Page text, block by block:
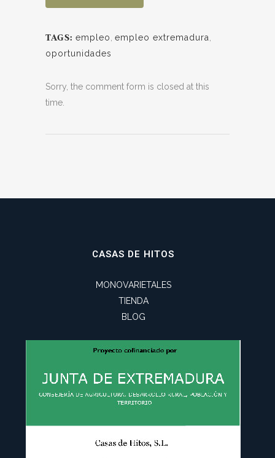
TAGS: empleo empleo extremadura
oportunidades
Sorry, the comment form is closed at this
time.
CASAS DE HITOS
MONOVARIETALES
TIENDA
BLOG